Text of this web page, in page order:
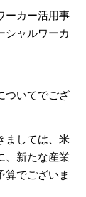
ーカー活用事
シャルワーカ
ついてでござ
ましては、米
、新たな産業
算でございま